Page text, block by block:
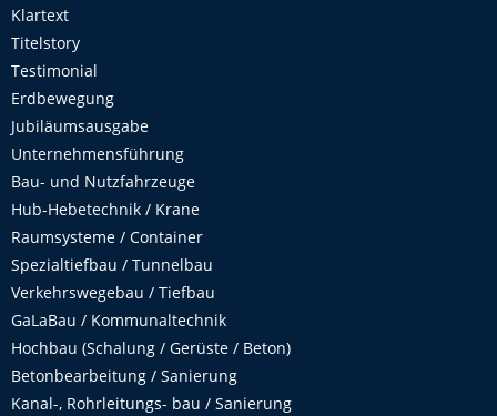
Klartext
Titelstory
Testimonial
Erdbewegung
Jubiläumsausgabe
Unternehmensführung
Bau- und Nutzfahrzeuge
Hub-Hebetechnik / Krane
Raumsysteme / Container
Spezialtiefbau / Tunnelbau
Verkehrswegebau / Tiefbau
GaLaBau / Kommunaltechnik
Hochbau (Schalung / Gerüste / Beton)
Betonbearbeitung / Sanierung
Kanal-, Rohrleitungs- bau / Sanierung